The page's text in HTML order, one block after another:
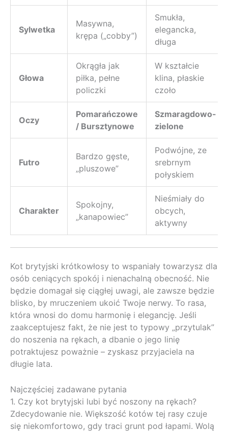
Sylwetka
Masywna,
krępa („cobby”)
Smukła,
elegancka,
długa
Głowa
Okrągła jak
piłka, pełne
policzki
W kształcie
klina, płaskie
czoło
Oczy
Pomarańczowe
/ Bursztynowe
Szmaragdowo-
zielone
Futro
Bardzo gęste,
„pluszowe”
Podwójne, ze
srebrnym
połyskiem
Charakter
Spokojny,
„kanapowiec”
Nieśmiały do
obcych,
aktywny
Kot brytyjski krótkowłosy to wspaniały towarzysz dla
osób ceniących spokój i nienachalną obecność. Nie
będzie domagał się ciągłej uwagi, ale zawsze będzie
blisko, by mruczeniem ukoić Twoje nerwy. To rasa,
która wnosi do domu harmonię i elegancję. Jeśli
zaakceptujesz fakt, że nie jest to typowy „przytulak”
do noszenia na rękach, a dbanie o jego linię
potraktujesz poważnie – zyskasz przyjaciela na
długie lata.
Najczęściej zadawane pytania
1. Czy kot brytyjski lubi być noszony na rękach?
Zdecydowanie nie. Większość kotów tej rasy czuje
się niekomfortowo, gdy traci grunt pod łapami. Wolą